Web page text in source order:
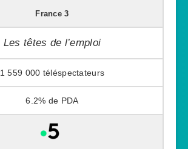
France 3
Les têtes de l’emploi
1 559 000
6.2%